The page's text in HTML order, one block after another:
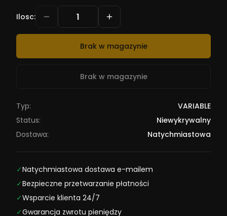
Ilosc:
Brak w magazynie
Brak w magazynie
Typ:
VARIABLE
Status:
Niewykrywalny
Dostawa:
Natychmiastowa
✓Natychmiastowa dostawa e-mailem
✓Bezpieczne przetwarzanie płatności
✓Wsparcie klienta 24/7
✓Gwarancja zwrotu pieniędzy